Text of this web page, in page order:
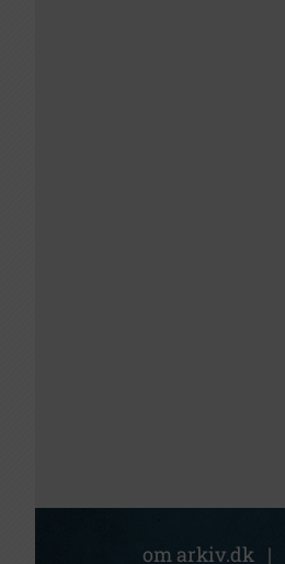
om arkiv.dk |